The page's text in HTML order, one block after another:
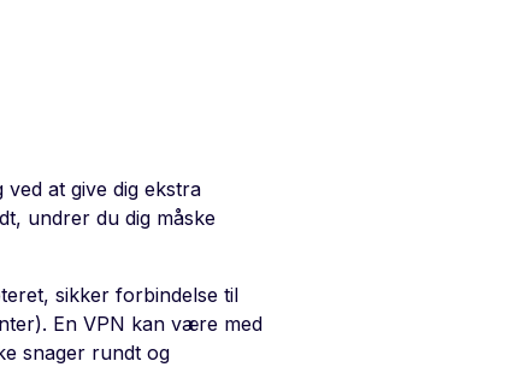
at give dig ekstra
undrer du dig måske
sikker forbindelse til
En VPN kan være med
snager rundt og